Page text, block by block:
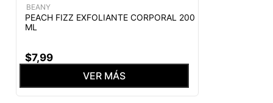
BEANY
PEACH FIZZ EXFOLIANTE CORPORAL 200
ML
$7,99
VER MÁS